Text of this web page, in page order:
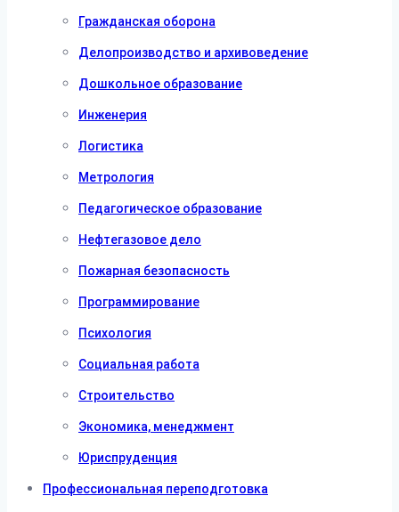
Гражданская оборона
Делопроизводство и архивоведение
Дошкольное образование
Инженерия
Логистика
Метрология
Педагогическое образование
Нефтегазовое дело
Пожарная безопасность
Программирование
Психология
Социальная работа
Строительство
Экономика, менеджмент
Юриспруденция
Профессиональная переподготовка